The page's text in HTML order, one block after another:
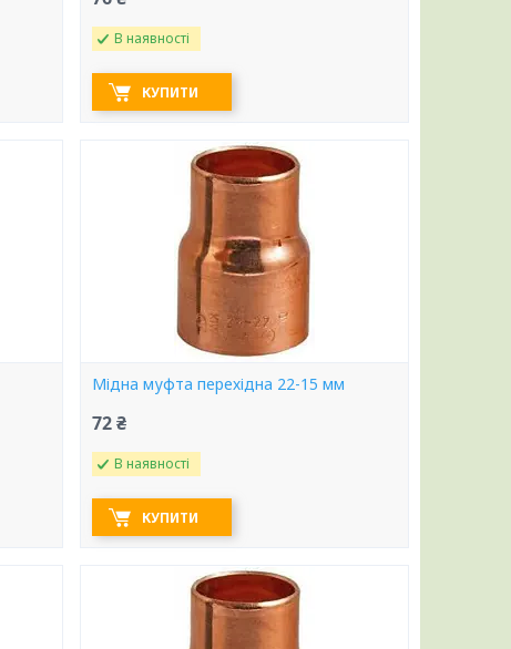
В наявності
КУПИТИ
Мідна муфта перехідна 22-15 мм
72 ₴
В наявності
КУПИТИ